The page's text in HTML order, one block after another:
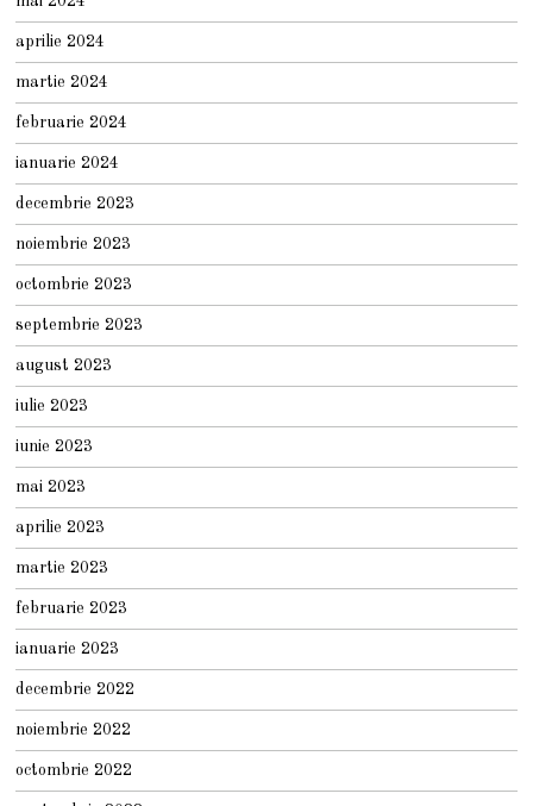
aprilie 2024
martie 2024
februarie 2024
ianuarie 2024
decembrie 2023
noiembrie 2023
octombrie 2023
septembrie 2023
august 2023
iulie 2023
iunie 2023
mai 2023
aprilie 2023
martie 2023
februarie 2023
ianuarie 2023
decembrie 2022
noiembrie 2022
octombrie 2022